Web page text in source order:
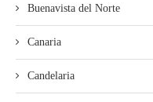
Buenavista del Norte
Canaria
Candelaria